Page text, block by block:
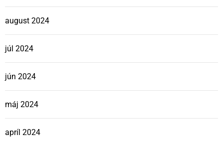
august 2024
júl 2024
jún 2024
máj 2024
apríl 2024